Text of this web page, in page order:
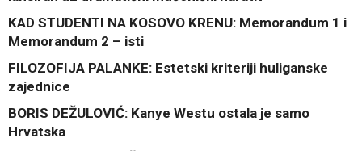
KAD STUDENTI NA KOSOVO KRENU: Memorandum 1 i
Memorandum 2 – isti
FILOZOFIJA PALANKE: Estetski kriteriji huliganske
zajednice
BORIS DEŽULOVIĆ: Kanye Westu ostala je samo
Hrvatska